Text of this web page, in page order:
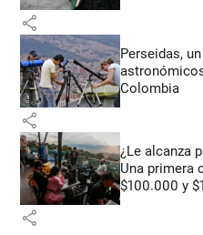
share
Perseidas,
Colombia
share
¿Le alcanza
Una primera
$100.000 y
share